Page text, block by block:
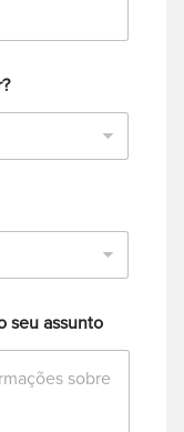
seu assunto